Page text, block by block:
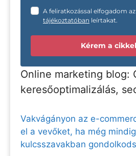
A feliratkozással elfogadom az
tájékoztatóban leírtakat.
Kérem a
Online marketing blog:
keresőoptimalizálás,
Vakvágányon az e-
el a vevőket, ha még
kulcsszavakban